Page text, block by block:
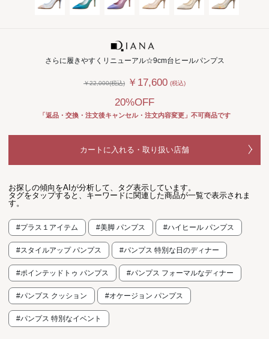
さらに履きやすくリニューアル☆9cm台ヒールパンプス
￥22,000(税込) ￥17,600 (税込)
20%OFF
「返品・交換・注文後キャンセル・注文内容変更」不可商品です
カートに入れる・取り扱い店舗
お探しの傾向をAIが分析して、タグ表示しています。
タグをタップすると、キーワードに関連した商品が一覧で表示されま
す。
#プラス１アイテム #美脚 パンプス #ハイヒール パンプス
#スタイルアップ パンプス #パンプス 特別な日のディナー
#ポインテッドトゥ パンプス #パンプス フォーマルなディナー
#パンプス クッション #オケージョン パンプス
#パンプス 特別なイベント